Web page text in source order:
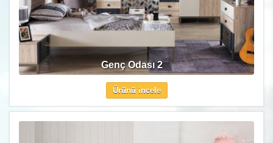
Genç Odası 2
Ürünü incele